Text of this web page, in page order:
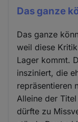
Das ganze
Das ganze
weil diese
Lager kommt.
insziniert, die
repräsentieren
Alleine der
dürfte zu